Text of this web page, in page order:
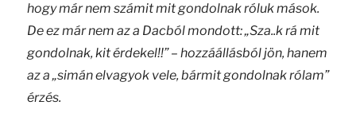
hogy már nem számit mit gondolnak róluk mások.
De ez már nem az a Dacból mondott: „Sza..k rá mit
gondolnak, kit érdekel!!” – hozzáállásból jön, hanem
az a „simán elvagyok vele, bármit gondolnak rólam”
érzés.